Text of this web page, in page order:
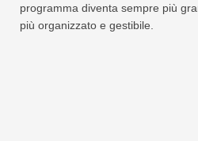
programma diventa sempre più
più organizzato e gestibile.